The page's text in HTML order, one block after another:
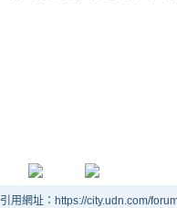
引用網址：https://city.udn.com/